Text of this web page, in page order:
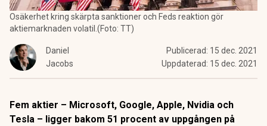
Osäkerhet kring skärpta sanktioner och Feds reaktion gör
aktiemarknaden volatil.(Foto: TT)
Daniel
Jacobs
Publicerad: 15 dec. 2021
Uppdaterad: 15 dec. 2021
Fem aktier – Microsoft, Google, Apple, Nvidia och
Tesla – ligger bakom 51 procent av uppgången på